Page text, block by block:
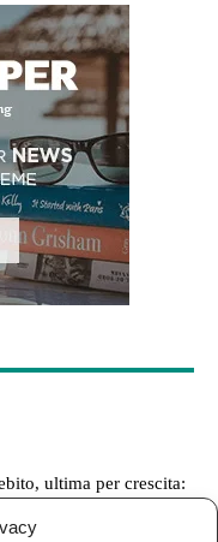
ultima per crescita:
stipendi